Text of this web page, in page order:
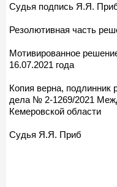
Судья подпись Я.Я.
Резолютивная часть
Мотивированное
16.07.2021 года
Копия верна,
дела № 2-1269/2021
Кемеровской области
Судья Я.Я. Приб